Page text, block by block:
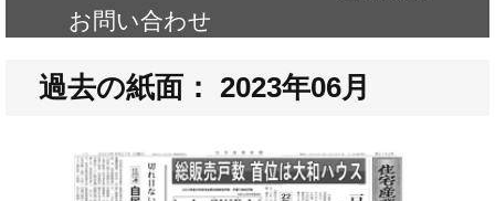
お問い合わせ
過去の紙面： 2023年06月